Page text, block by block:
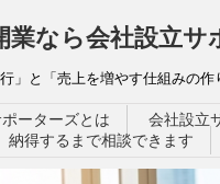
業なら会社設立サ
行」と「売上を増やす仕組みの
ーターズとは 会社設立
納得するまで相談できます